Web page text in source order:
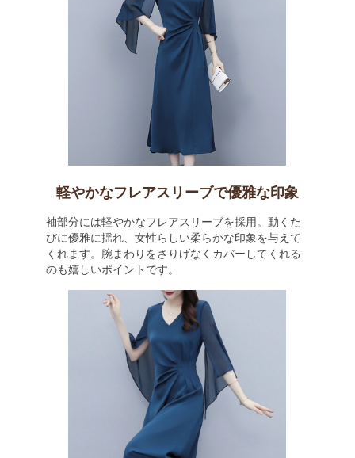
軽やかなフレアスリーブで優雅な印象
袖部分には軽やかなフレアスリーブを採用。動くた
びに優雅に揺れ、女性らしい柔らかな印象を与えて
くれます。腕まわりをさりげなくカバーしてくれる
のも嬉しいポイントです。